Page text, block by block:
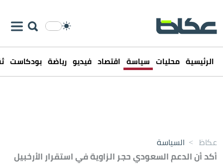
الرئيسية محليات سياسة اقتصاد فيديو رياضة بودكاست
عكاظ > السياسة
أكد أن الدعم السعودي حجر الزاوية في استقرار الأرخبيل